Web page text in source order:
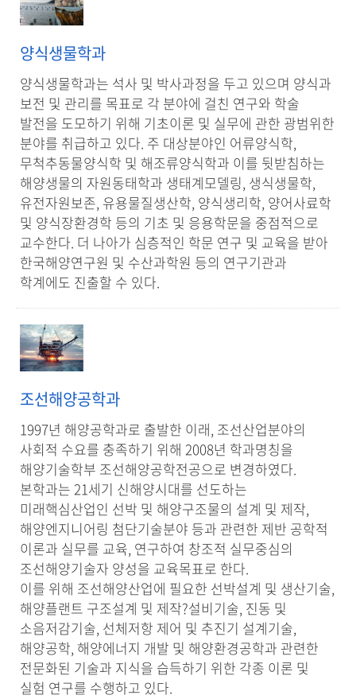
양식생물학과
양식생물학과는 석사 및 박사과정을 두고 있으며 양식과
보전 및 관리를 목표로 각 분야에 걸친 연구와 학술
발전을 도모하기 위해 기초이론 및 실무에 관한 광범위한
분야를 취급하고 있다. 주 대상분야인 어류양식학,
무척추동물양식학 및 해조류양식학과 이를 뒷받침하는
해양생물의 자원동태학과 생태계모델링, 생식생물학,
유전자원보존, 유용물질생산학, 양식생리학, 양어사료학
및 양식장환경학 등의 기초 및 응용학문을 중점적으로
교수한다. 더 나아가 심층적인 학문 연구 및 교육을 받아
한국해양연구원 및 수산과학원 등의 연구기관과
학계에도 진출할 수 있다.
조선해양공학과
1997년 해양공학과로 출발한 이래, 조선산업분야의
사회적 수요를 충족하기 위해 2008년 학과명칭을
해양기술학부 조선해양공학전공으로 변경하였다.
본학과는 21세기 신해양시대를 선도하는
미래핵심산업인 선박 및 해양구조물의 설계 및 제작,
해양엔지니어링 첨단기술분야 등과 관련한 제반 공학적
이론과 실무를 교육, 연구하여 창조적 실무중심의
조선해양기술자 양성을 교육목표로 한다.
이를 위해 조선해양산업에 필요한 선박설계 및 생산기술,
해양플랜트 구조설계 및 제작?설비기술, 진동 및
소음저감기술, 선체저항 제어 및 추진기 설계기술,
해양공학, 해양에너지 개발 및 해양환경공학과 관련한
전문화된 기술과 지식을 습득하기 위한 각종 이론 및
실험 연구를 수행하고 있다.